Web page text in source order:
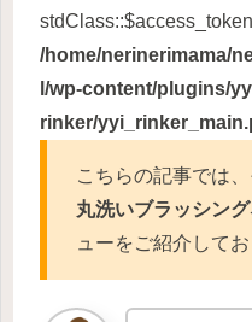
/home/nerinerimama/
l/wp-content/plugins/
rinker/
こちらの記事では
丸洗いブラッシング
ューをご紹介してお